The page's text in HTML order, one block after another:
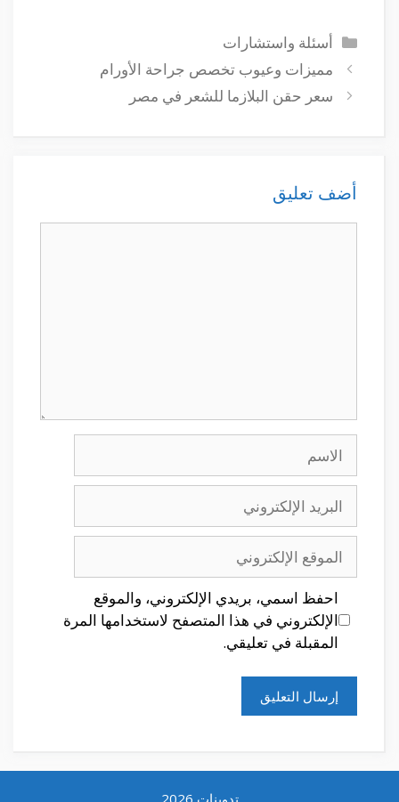
التصنيفات
أسئلة واستشارات
مميزات وعيوب تخصص جراحة الأورام
سعر حقن البلازما للشعر في مصر
أضف تعليق
الاسم
البريد
الإلكتروني
الموقع
الإلكتروني
احفظ اسمي، بريدي الإلكتروني، والموقع
الإلكتروني في هذا المتصفح لاستخدامها المرة
المقبلة في تعليقي.
تدوينات 2026